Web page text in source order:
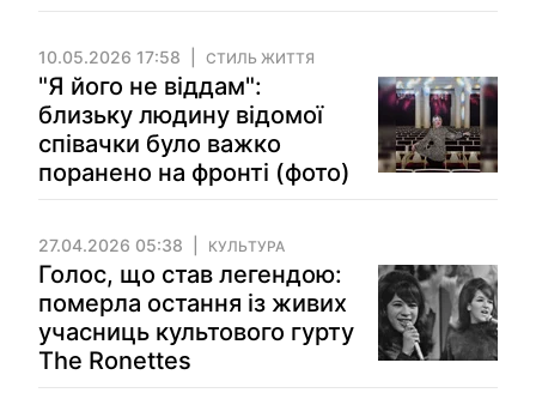
10.05.2026 17:58 СТИЛЬ ЖИТТЯ
"Я його не віддам":
близьку людину відомої
співачки було важко
поранено на фронті (фото)
27.04.2026 05:38 КУЛЬТУРА
Голос, що став легендою:
померла остання із живих
учасниць культового гурту
The Ronettes